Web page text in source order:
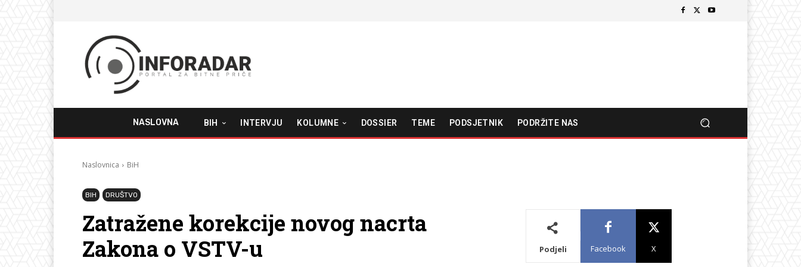
NASLOVNA BIH INTERVJU KOLUMNE DOSSIER TEME PODSJETNIK PODRŽITE NAS
Naslovnica BiH
BIH DRUŠTVO
Zatražene korekcije novog nacrta
Zakona o VSTV-u
Podjeli Facebook X